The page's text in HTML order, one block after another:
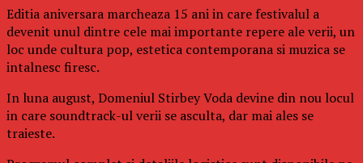
Editia aniversara marcheaza 15 ani in care festivalul a
devenit unul dintre cele mai importante repere ale verii, un
loc unde cultura pop, estetica contemporana si muzica se
intalnesc firesc.
In luna august, Domeniul Stirbey Voda devine din nou locul
in care soundtrack-ul verii se asculta, dar mai ales se
traieste.